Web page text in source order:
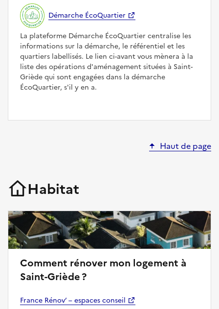
Démarche ÉcoQuartier
La plateforme Démarche ÉcoQuartier centralise les
informations sur la démarche, le référentiel et les
quartiers labellisés. Le lien ci-avant vous mènera à la
liste des opérations d'aménagement situées à Saint-
Griède qui sont engagées dans la démarche
ÉcoQuartier, s'il y en a.
Haut de page
Habitat
Comment rénover mon logement à
Saint-Griède ?
France Rénov’ – espaces conseil